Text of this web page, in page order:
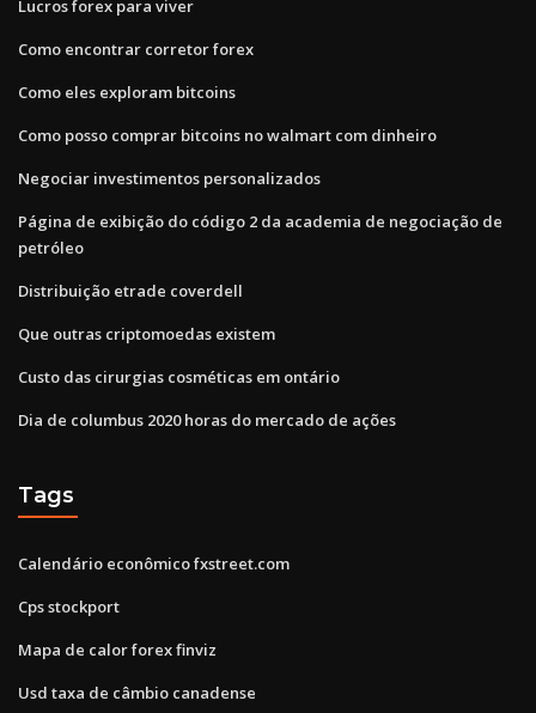
Lucros forex para viver
Como encontrar corretor forex
Como eles exploram bitcoins
Como posso comprar bitcoins no walmart com dinheiro
Negociar investimentos personalizados
Página de exibição do código 2 da academia de negociação de
petróleo
Distribuição etrade coverdell
Que outras criptomoedas existem
Custo das cirurgias cosméticas em ontário
Dia de columbus 2020 horas do mercado de ações
Tags
Calendário econômico fxstreet.com
Cps stockport
Mapa de calor forex finviz
Usd taxa de câmbio canadense